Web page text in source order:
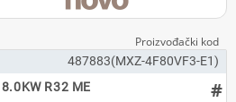
487883(MXZ-4F80VF3-E1)
R32 ME
#